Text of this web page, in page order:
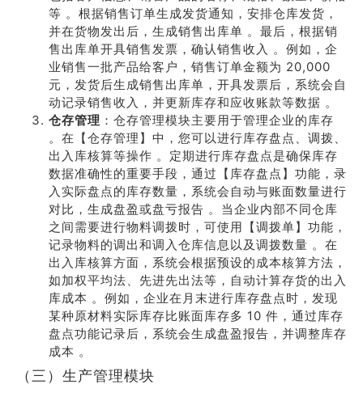
等 。根据销售订单生成发货通知，安排仓库发货，
并在货物发出后，生成销售出库单 。最后，根据销
售出库单开具销售发票，确认销售收入 。例如，企
业销售一批产品给客户，销售订单金额为 20,000
元，发货后生成销售出库单，开具发票后，系统会自
动记录销售收入，并更新库存和应收账款等数据 。
仓存管理 ：仓存管理模块主要用于管理企业的库存
。在【仓存管理】中，您可以进行库存盘点、调拨、
出入库核算等操作 。定期进行库存盘点是确保库存
数据准确性的重要手段，通过【库存盘点】功能，录
入实际盘点的库存数量，系统会自动与账面数量进行
对比，生成盘盈或盘亏报告 。当企业内部不同仓库
之间需要进行物料调拨时，可使用【调拨单】功能，
记录物料的调出和调入仓库信息以及调拨数量 。在
出入库核算方面，系统会根据预设的成本核算方法，
如加权平均法、先进先出法等，自动计算存货的出入
库成本 。例如，企业在月末进行库存盘点时，发现
某种原材料实际库存比账面库存多 10 件，通过库存
盘点功能记录后，系统会生成盘盈报告，并调整库存
成本 。
（三）生产管理模块